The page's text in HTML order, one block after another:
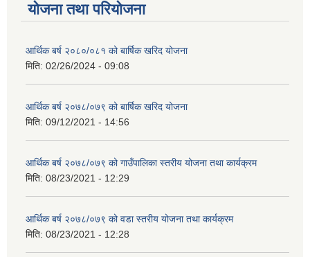
योजना तथा परियोजना
आर्थिक बर्ष २०८०/०८१ को बार्षिक खरिद योजना
मिति: 02/26/2024 - 09:08
आर्थिक बर्ष २०७८/०७९ को बार्षिक खरिद योजना
मिति: 09/12/2021 - 14:56
आर्थिक बर्ष २०७८/०७९ को गाउँपालिका स्तरीय योजना तथा कार्यक्रम
मिति: 08/23/2021 - 12:29
आर्थिक बर्ष २०७८/०७९ को वडा स्तरीय योजना तथा कार्यक्रम
मिति: 08/23/2021 - 12:28